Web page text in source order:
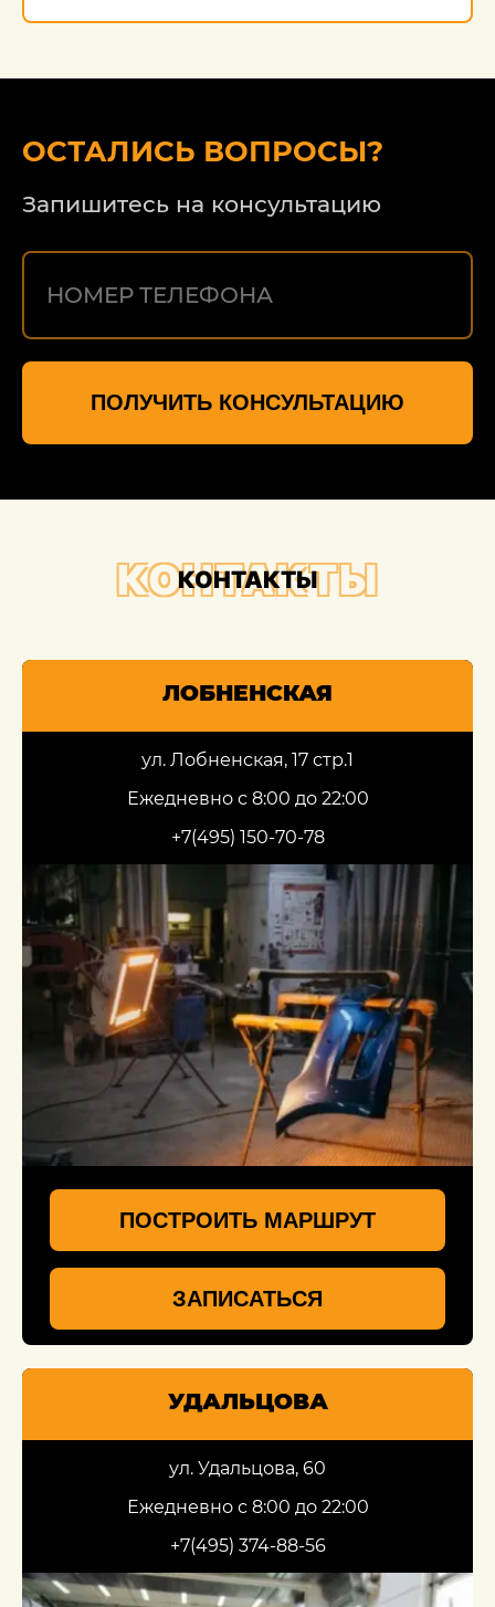
ОСТАЛИСЬ ВОПРОСЫ?
Запишитесь на консультацию
ПОЛУЧИТЬ КОНСУЛЬТАЦИЮ
КОНТАКТЫ
КОНТАКТЫ
ЛОБНЕНСКАЯ
ул. Лобненская, 17 стр.1
Ежедневно с 8:00 до 22:00
+7(495) 150-70-78
ПОСТРОИТЬ МАРШРУТ
ЗАПИСАТЬСЯ
УДАЛЬЦОВА
ул. Удальцова, 60
Ежедневно с 8:00 до 22:00
+7(495) 374-88-56